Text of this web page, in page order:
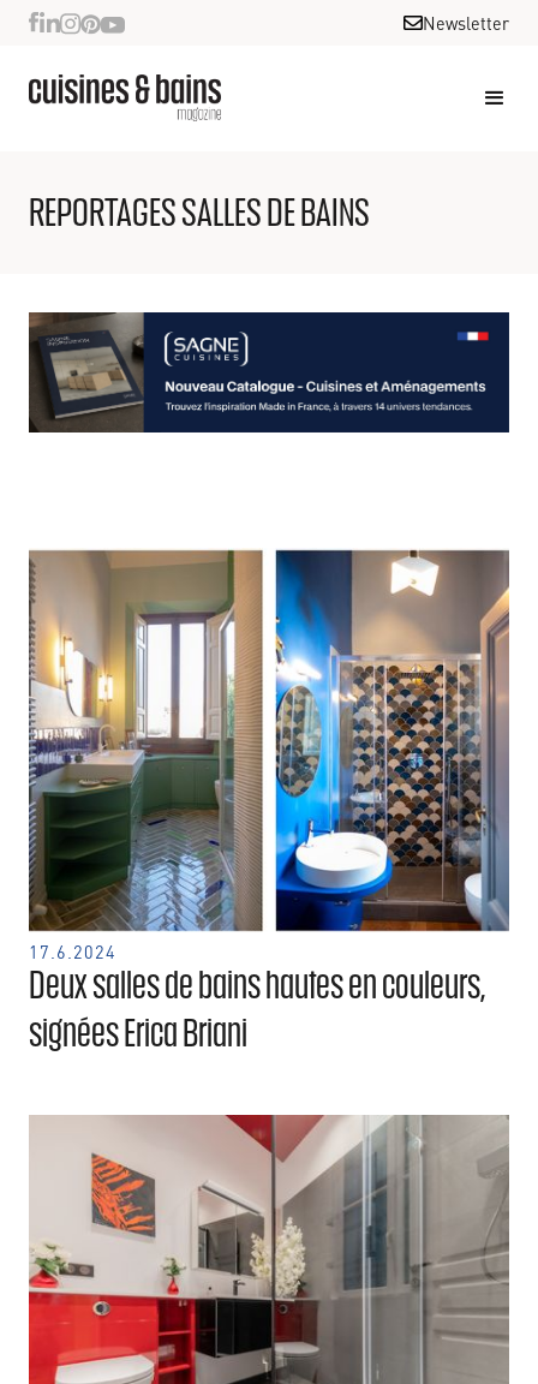
Newsletter
REPORTAGES SALLES DE BAINS
17.6.2024
Deux salles de bains hautes en couleurs,
signées Erica Briani